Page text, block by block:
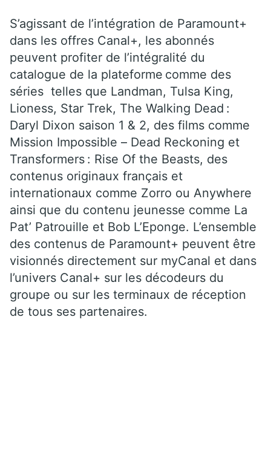
S’agissant de l’intégration de Paramount+
dans les offres Canal+, les abonnés
peuvent profiter de l’intégralité du
catalogue de la plateforme comme des
séries telles que Landman, Tulsa King,
Lioness, Star Trek, The Walking Dead :
Daryl Dixon saison 1 & 2, des films comme
Mission Impossible – Dead Reckoning et
Transformers : Rise Of the Beasts, des
contenus originaux français et
internationaux comme Zorro ou Anywhere
ainsi que du contenu jeunesse comme La
Pat’ Patrouille et Bob L’Eponge. L’ensemble
des contenus de Paramount+ peuvent être
visionnés directement sur myCanal et dans
l’univers Canal+ sur les décodeurs du
groupe ou sur les terminaux de réception
de tous ses partenaires.